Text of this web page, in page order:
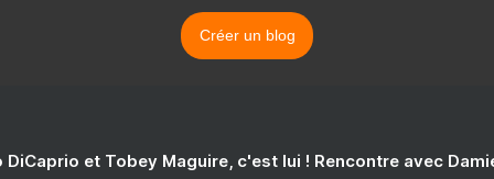
Créer un blog
DiCaprio et Tobey Maguire, c'est lui ! Rencontre avec